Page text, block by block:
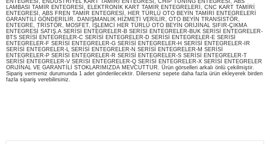
ENTEGRESİ, ENDÜSTRİYEL KART TAMİRİ ENTEGRESİ, CHİP TUNİNG ENTEGRESİ, ABS
LAMBASI TAMİR ENTEGRESİ, ELEKTRONİK KART TAMİR ENTEGRELERİ, CNC KART TAMİRİ
ENTEGRESİ, ABS FREN TAMİR ENTEGRESİ, HER TÜRLÜ OTO BEYİN TAMİRİ ENTEGRELERİ
GARANTİLİ GÖNDERİLİR. DANIŞMANLIK HİZMETİ VERİLİR, OTO BEYİN TRANSİSTÖR,
ENTEGRE, TRİSTÖR, MOSFET, İŞLEMCİ HER TÜRLÜ OTO BEYİN ORİJİNAL SIFIR-ÇIKMA
ENTEGRESİ SATIŞ.A SERİSİ ENTEGRELER-B SERİSİ ENTEGRELER-BUK SERİSİ ENTEGRELER-
BTS SERİSİ ENTEGRELER-C SERİSİ ENTEGRELER-D SERİSİ ENTEGRELER-E SERİSİ
ENTEGRELER-F SERİSİ ENTEGRELER-G SERİSİ ENTEGRELER-H SERİSİ ENTEGRELER-IR
SERİSİ ENTEGRELER-L SERİSİ ENTEGRELER-N SERİSİ ENTEGRELER-M SERİSİ
ENTEGRELER-P SERİSİ ENTEGRELER-R SERİSİ ENTEGRELER-S SERİSİ ENTEGRELER-T
SERİSİ ENTEGRELER-V SERİSİ ENTEGRELER-Q SERİSİ ENTEGRELER-X SERİSİ ENTEGRELER
ORiJİNAL VE GARANTİLİ STOKLARIMIZDA MEVCUTTUR. Ürün görselleri arkalı önlü çekilmiştir.
Sipariş vermeniz durumunda 1 adet gönderilecektir. Dilerseniz sepete daha fazla ürün ekleyerek birden
fazla sipariş verebilirsiniz.